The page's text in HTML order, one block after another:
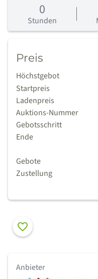
0
Stunden
Preis
Höchstgebot
Startpreis
Ladenpreis
Auktions-Nummer
Gebotsschritt
Ende
Gebote
Zustellung
Merken
Anbieter